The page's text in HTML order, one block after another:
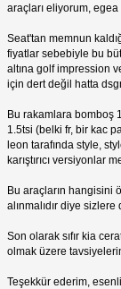
araçları eliyorum, egea
Seat'tan memnun
fiyatlar sebebiyle bu
altına golf impression
için dert değil hatta
Bu rakamlara bomboş
1.5tsi (belki fr, bir kac
leon tarafında style,
karıştırıcı versiyonlar
Bu araçların hangisini
alınmalıdır diye sizlere
Son olarak sıfır kia
olmak üzere
Teşekkür ederim,